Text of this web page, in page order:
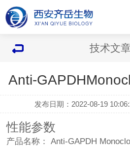
技术文章
Anti-
发布日期：2022-08-19
性能参数
产品名称： Anti-GAPDH